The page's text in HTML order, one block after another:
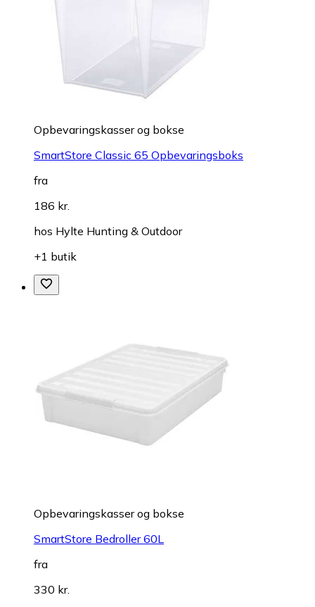
Opbevaringskasser og bokse
SmartStore Classic 65 Opbevaringsboks
fra
186 kr.
hos Hylte Hunting & Outdoor
+1 butik
Opbevaringskasser og bokse
SmartStore Bedroller 60L
fra
330 kr.